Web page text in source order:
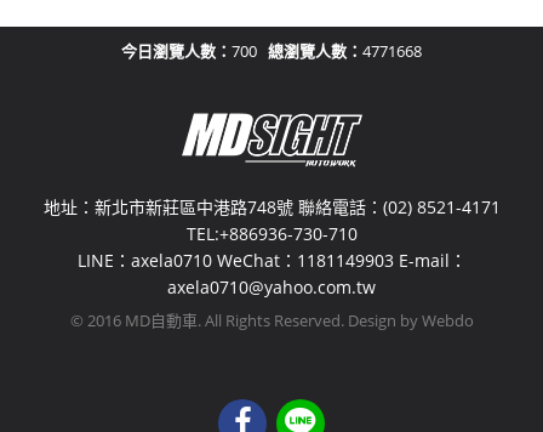
今日瀏覽人數： 700 總瀏覽人數： 4771668
地址：新北市新莊區中港路748號 聯絡電話：(02) 8521-4171
TEL:+886936-730-710
LINE：axela0710 WeChat：1181149903 E-mail：
axela0710@yahoo.com.tw
© 2016 MD自動車. All Rights Reserved. Design by Webdo